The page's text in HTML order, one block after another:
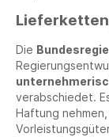
Die
verabschiedet.
Haftung